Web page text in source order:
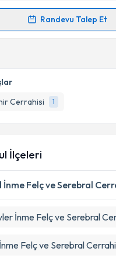
Cerrahisi
1
Randevu Talep Et
Takvimi Talebi
hazırlandığında e-posta ile
verilerimin işlenmesine
'ni okudum ve kişisel
işlenmesini kabul
İlçeleri
İnme Felç ve Serebral
İnme Felç ve Serebral
İnme Felç ve Serebral